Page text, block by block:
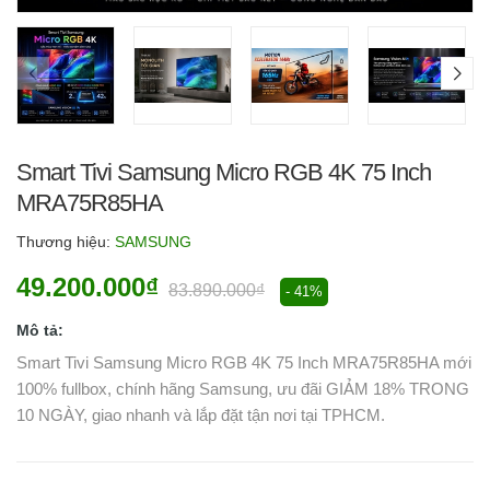
Smart Tivi Samsung Micro RGB 4K 75 Inch
MRA75R85HA
Thương hiệu: SAMSUNG
49.200.000₫ 83.890.000₫ - 41%
Mô tả:
Smart Tivi Samsung Micro RGB 4K 75 Inch MRA75R85HA mới
100% fullbox, chính hãng Samsung, ưu đãi GIẢM 18% TRONG
10 NGÀY, giao nhanh và lắp đặt tận nơi tại TPHCM.